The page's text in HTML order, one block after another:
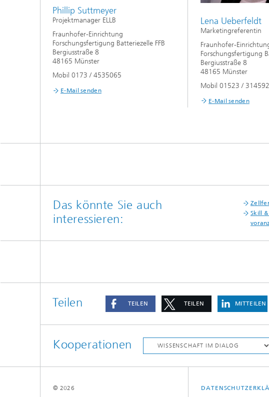
Phillip Suttmeyer
Projektmanager ELLB
Fraunhofer-Einrichtung
Forschungsfertigung Batteriezelle FFB
Bergiusstraße 8
48165 Münster
Mobil 0173 / 4535065
E-Mail senden
Lena Ueberfeldt
Marketingreferentin
Fraunhofer-
Forschungsfertigung
Bergiusstraße 8
48165 Münster
Mobil 01523 /
E-Mail senden
Das könnte Sie auch
interessieren:
Skill
Teilen TEILEN TEILEN MITTEILEN
Kooperationen
© 2026